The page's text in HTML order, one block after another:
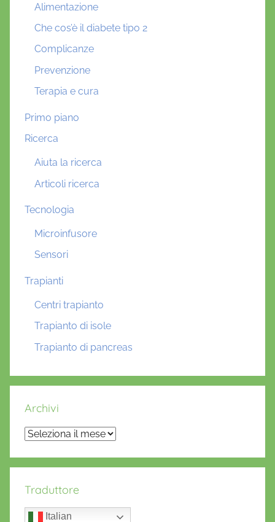
Alimentazione
Che cos’è il diabete tipo 2
Complicanze
Prevenzione
Terapia e cura
Primo piano
Ricerca
Aiuta la ricerca
Articoli ricerca
Tecnologia
Microinfusore
Sensori
Trapianti
Centri trapianto
Trapianto di isole
Trapianto di pancreas
Archivi
Archivi
Traduttore
Italian